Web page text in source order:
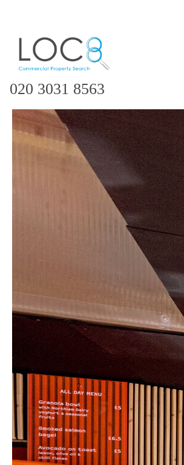
020 3031 8563